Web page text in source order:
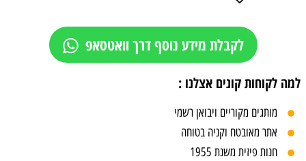
לקבלת מידע נוסף דרך וואטסאפ
למה לקוחות קונים אצלנו :
מותגים מקוריים ויבואן רשמי
אתר מאובטח וקניה בטוחה
חנות פיזית משנת 1955